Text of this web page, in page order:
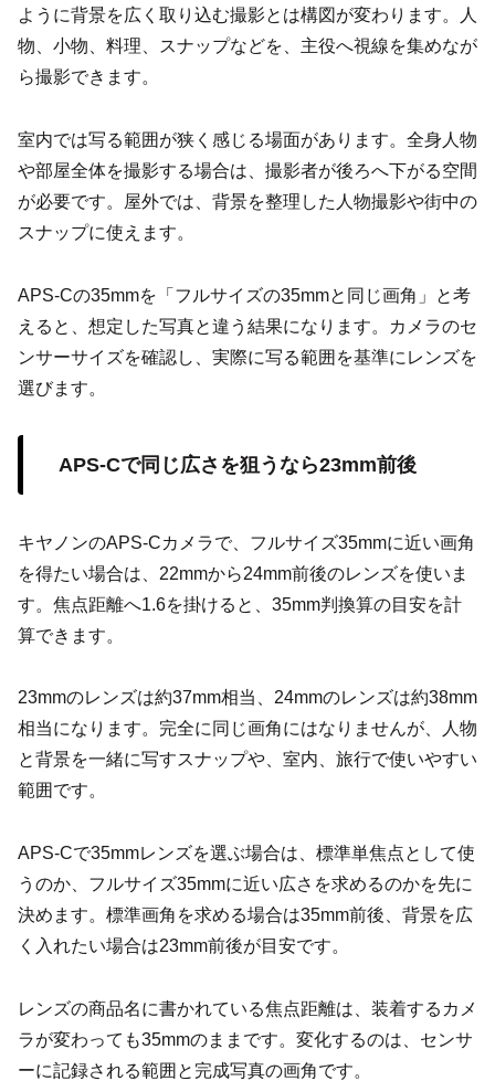
ように背景を広く取り込む撮影とは構図が変わります。人
物、小物、料理、スナップなどを、主役へ視線を集めなが
ら撮影できます。
室内では写る範囲が狭く感じる場面があります。全身人物
や部屋全体を撮影する場合は、撮影者が後ろへ下がる空間
が必要です。屋外では、背景を整理した人物撮影や街中の
スナップに使えます。
APS-Cの35mmを「フルサイズの35mmと同じ画角」と考
えると、想定した写真と違う結果になります。カメラのセ
ンサーサイズを確認し、実際に写る範囲を基準にレンズを
選びます。
APS-Cで同じ広さを狙うなら23mm前後
キヤノンのAPS-Cカメラで、フルサイズ35mmに近い画角
を得たい場合は、22mmから24mm前後のレンズを使いま
す。焦点距離へ1.6を掛けると、35mm判換算の目安を計
算できます。
23mmのレンズは約37mm相当、24mmのレンズは約38mm
相当になります。完全に同じ画角にはなりませんが、人物
と背景を一緒に写すスナップや、室内、旅行で使いやすい
範囲です。
APS-Cで35mmレンズを選ぶ場合は、標準単焦点として使
うのか、フルサイズ35mmに近い広さを求めるのかを先に
決めます。標準画角を求める場合は35mm前後、背景を広
く入れたい場合は23mm前後が目安です。
レンズの商品名に書かれている焦点距離は、装着するカメ
ラが変わっても35mmのままです。変化するのは、センサ
ーに記録される範囲と完成写真の画角です。